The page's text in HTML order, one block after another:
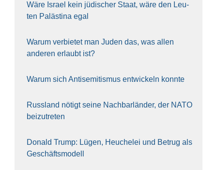
Wäre Isra­el kein jüdi­scher Staat, wäre den Leu­
ten Paläs­ti­na egal
War­um ver­bie­tet man Juden das, was allen
ande­ren erlaubt ist?
War­um sich Anti­se­mi­tis­mus ent­wi­ckeln konn­te
Russ­land nötigt sei­ne Nach­bar­län­der, der NATO
bei­zu­tre­ten
Donald Trump: Lügen, Heu­che­lei und Betrug als
Geschäfts­mo­dell